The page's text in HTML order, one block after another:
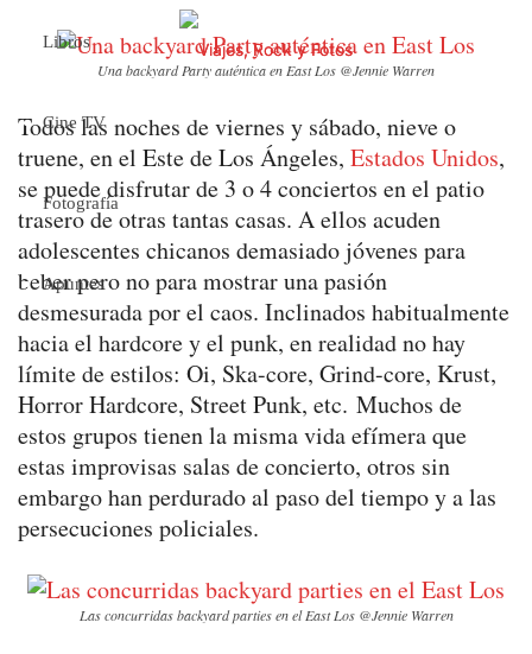
Libros
Cine TV
Fotografía
Apuntes
Una backyard Party auténtica en East Los @Jennie Warren
Todos las noches de viernes y sábado, nieve o
truene, en el Este de Los Ángeles, Estados Unidos,
se puede disfrutar de 3 o 4 conciertos en el patio
trasero de otras tantas casas. A ellos acuden
adolescentes chicanos demasiado jóvenes para
beber pero no para mostrar una pasión
desmesurada por el caos. Inclinados habitualmente
hacia el hardcore y el punk, en realidad no hay
límite de estilos: Oi, Ska-core, Grind-core, Krust,
Horror Hardcore, Street Punk, etc. Muchos de
estos grupos tienen la misma vida efímera que
estas improvisas salas de concierto, otros sin
embargo han perdurado al paso del tiempo y a las
persecuciones policiales.
Las concurridas backyard parties en el East Los @Jennie Warren